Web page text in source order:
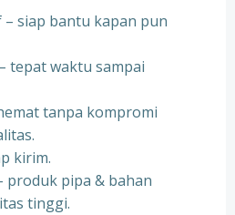
– siap bantu kapan pun
tepat waktu sampai
tanpa kompromi
kirim.
produk pipa & bahan
tinggi.